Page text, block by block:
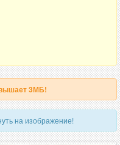
3МБ!
на изображение!